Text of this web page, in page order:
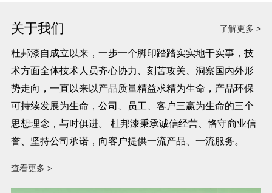
关于我们 了解更多 >
杜邦漆自成立以来，一步一个脚印踏踏实实地干实事，技
术方面全体技术人员齐心协力、刻苦攻关、洞察国内外形
势走向，一直以来以产品质量精益求精为生命，产品环保
可持续发展为生命，公司、员工、客户三赢为生命的三个
思想理念，与时俱进。 杜邦漆秉承诚信经营、恪守商业信
誉、坚持公司承诺，向客户提供一流产品、一流服务。
查看更多 >